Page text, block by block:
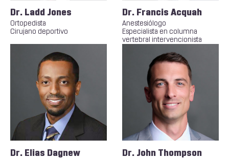
Dr. Ladd Jones
Ortopedista
Cirujano deportivo
Dr. Francis Acquah
Anestesiólogo
Especialista en columna
vertebral intervencionista
Dr. Elias Dagnew Dr. John Thompson